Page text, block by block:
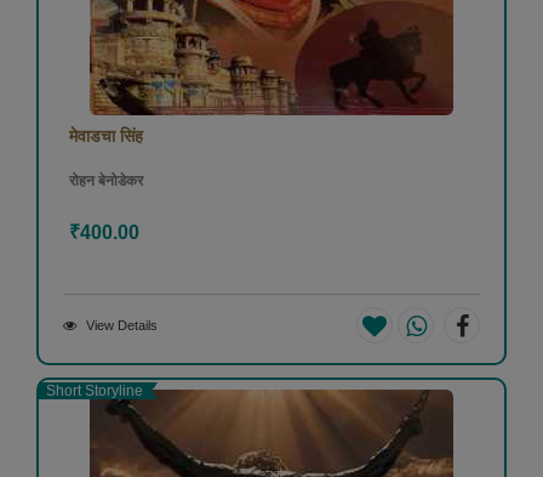
मेवाडचा सिंह
रोहन बेनोडेकर
₹400.00
View Details
Short Storyline